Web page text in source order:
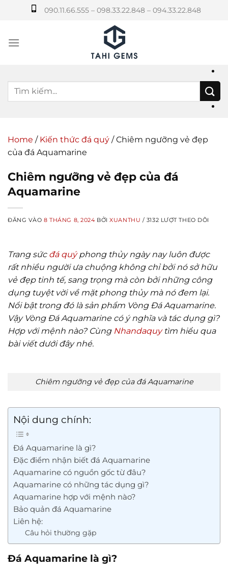
dung
090.11.66.555 – 098.33.22.848 – 094.33.22.848
Home / Kiến thức đá quý /Chiêm ngưỡng vẻ đẹp
của đá Aquamarine
Chiêm ngưỡng vẻ đẹp của đá
Aquamarine
ĐĂNG VÀO8 THÁNG 8, 2024 BỞIXUANTHU / 3132 LƯỢT THEO DÕI
Trang sức đá quýphong thủy ngày nay luôn được
rất nhiều người ưa chuộng không chỉ bởi nó sở hữu
vẻ đẹp tinh tế, sang trọng mà còn bởi những công
dụng tuyệt vời về mặt phong thủy mà nó đem lại.
Nổi bật trong đó là sản phẩm Vòng Đá Aquamarine.
Vậy Vòng Đá Aquamarine có ý nghĩa và tác dụng gì?
Hợp với mệnh nào? Cùng Nhandaquytìm hiểu qua
bài viết dưới đây nhé.
Chiêm ngưỡng vẻ đẹp của đá Aquamarine
Nội dung chính:
Đá Aquamarine là gì?
Đặc điểm nhận biết đá Aquamarine
Aquamarine có nguồn gốc từ đâu?
Aquamarine có những tác dụng gì?
Aquamarine hợp với mệnh nào?
Bảo quản đá Aquamarine
Liên hệ:
Câu hỏi thường gặp
Đá Aquamarine là gì?